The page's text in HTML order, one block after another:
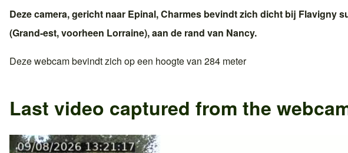
Deze camera, gericht naar Epinal,Charmes bevindt zich dicht bij Flavigny
(Grand-est, voorheen Lorraine), aan de rand van Nancy.
Deze webcam bevindt zich op een hoogte van 284 meter
Last video captured from the